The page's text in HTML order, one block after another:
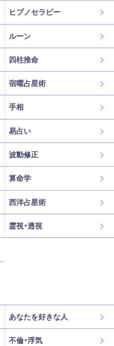
ヒプノセラピー
ルーン
四柱推命
宿曜占星術
手相
易占い
波動修正
算命学
西洋占星術
霊視・透視
あなたを好きな人
不倫・浮気